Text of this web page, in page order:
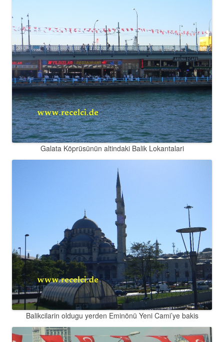
Galata Köprüsünün altindaki Balik Lokantalari
Balikcilarin oldugu yerden Eminönü Yeni Cami’ye bakis